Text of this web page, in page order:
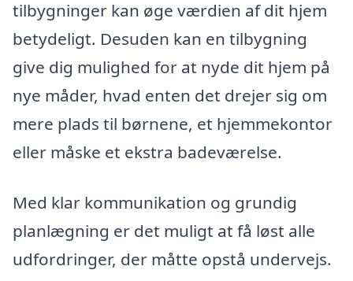
tilbygninger kan øge værdien af dit hjem
betydeligt. Desuden kan en tilbygning
give dig mulighed for at nyde dit hjem på
nye måder, hvad enten det drejer sig om
mere plads til børnene, et hjemmekontor
eller måske et ekstra badeværelse.
Med klar kommunikation og grundig
planlægning er det muligt at få løst alle
udfordringer, der måtte opstå undervejs.